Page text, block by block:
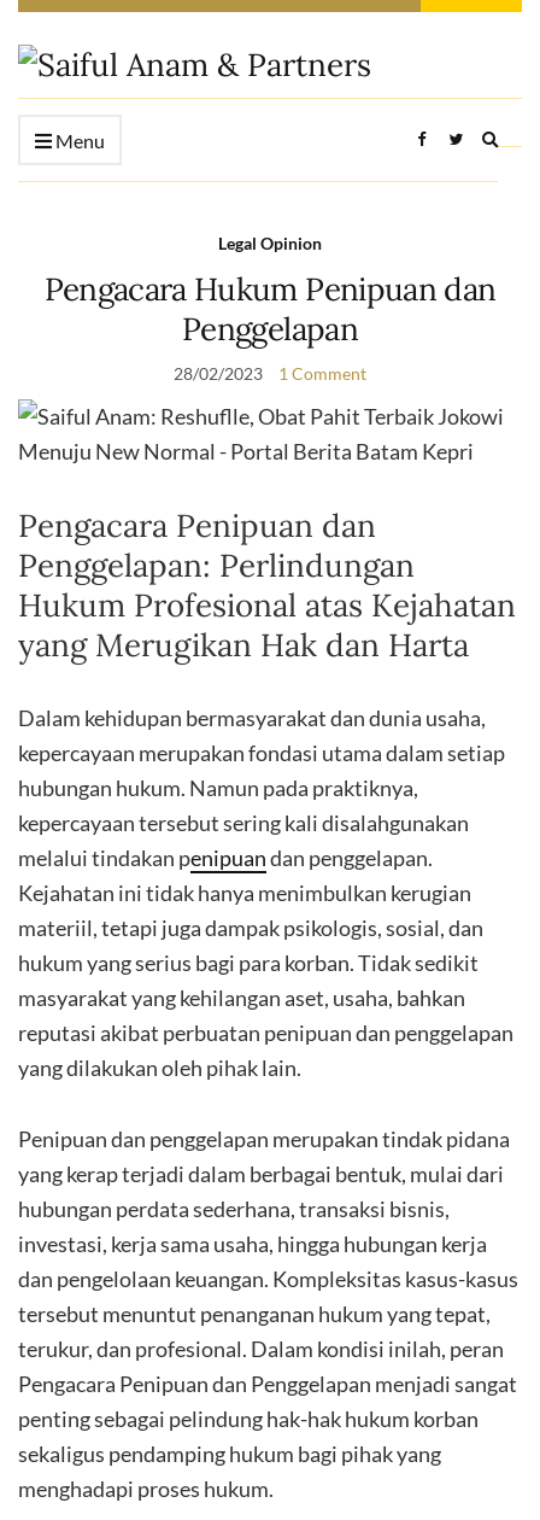
Menu
form
Legal Opinion
Pengacara Hukum Penipuan dan
Penggelapan
28/02/2023 1 Comment
Pengacara Penipuan dan
Penggelapan: Perlindungan
Hukum Profesional atas Kejahatan
yang Merugikan Hak dan Harta
Dalam kehidupan bermasyarakat dan dunia usaha,
kepercayaan merupakan fondasi utama dalam setiap
hubungan hukum. Namun pada praktiknya,
kepercayaan tersebut sering kali disalahgunakan
melalui tindakan penipuandan penggelapan.
Kejahatan ini tidak hanya menimbulkan kerugian
materiil, tetapi juga dampak psikologis, sosial, dan
hukum yang serius bagi para korban. Tidak sedikit
masyarakat yang kehilangan aset, usaha, bahkan
reputasi akibat perbuatan penipuan dan penggelapan
yang dilakukan oleh pihak lain.
Penipuan dan penggelapan merupakan tindak pidana
yang kerap terjadi dalam berbagai bentuk, mulai dari
hubungan perdata sederhana, transaksi bisnis,
investasi, kerja sama usaha, hingga hubungan kerja
dan pengelolaan keuangan. Kompleksitas kasus-kasus
tersebut menuntut penanganan hukum yang tepat,
terukur, dan profesional. Dalam kondisi inilah, peran
Pengacara Penipuan dan Penggelapan menjadi sangat
penting sebagai pelindung hak-hak hukum korban
sekaligus pendamping hukum bagi pihak yang
menghadapi proses hukum.